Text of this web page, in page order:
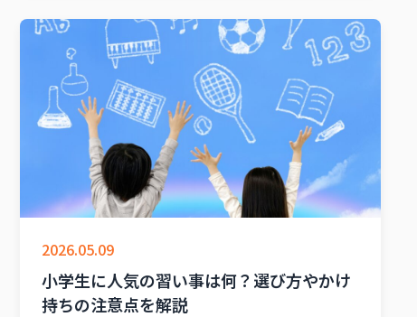
2026.05.09
小学生に人気の習い事は何？選び方やかけ
持ちの注意点を解説